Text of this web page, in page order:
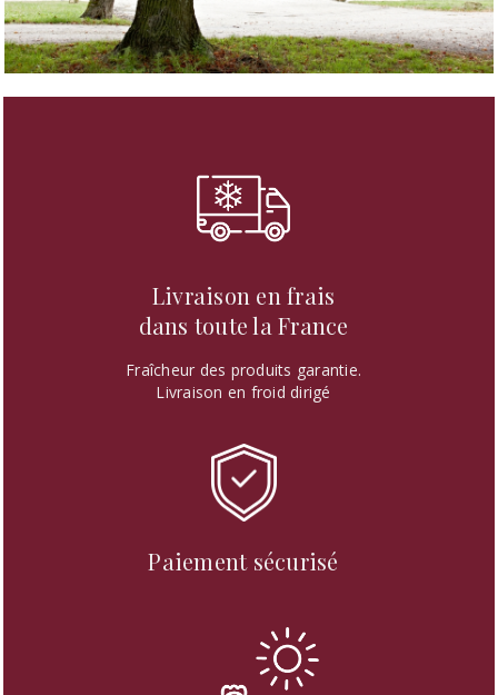
Livraison en frais
dans toute la France
Fraîcheur des produits garantie.
Livraison en froid dirigé
Paiement sécurisé